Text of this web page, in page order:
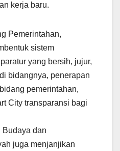
kerja baru.
Pemerintahan,
sistem
yang bersih, jujur,
bidangnya, penerapan
pemerintahan,
City transparansi bagi
Budaya dan
juga menjanjikan